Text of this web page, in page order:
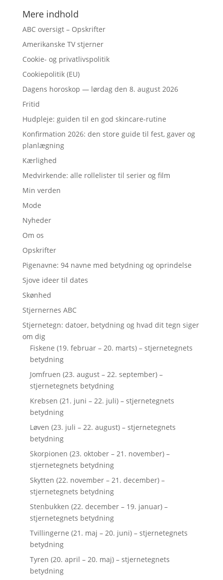
Mere indhold
ABC oversigt – Opskrifter
Amerikanske TV stjerner
Cookie- og privatlivspolitik
Cookiepolitik (EU)
Dagens horoskop — lørdag den 8. august 2026
Fritid
Hudpleje: guiden til en god skincare-rutine
Konfirmation 2026: den store guide til fest, gaver og
planlægning
Kærlighed
Medvirkende: alle rollelister til serier og film
Min verden
Mode
Nyheder
Om os
Opskrifter
Pigenavne: 94 navne med betydning og oprindelse
Sjove ideer til dates
Skønhed
Stjernernes ABC
Stjernetegn: datoer, betydning og hvad dit tegn siger
om dig
Fiskene (19. februar – 20. marts) – stjernetegnets
betydning
Jomfruen (23. august – 22. september) –
stjernetegnets betydning
Krebsen (21. juni – 22. juli) – stjernetegnets
betydning
Løven (23. juli – 22. august) – stjernetegnets
betydning
Skorpionen (23. oktober – 21. november) –
stjernetegnets betydning
Skytten (22. november – 21. december) –
stjernetegnets betydning
Stenbukken (22. december – 19. januar) –
stjernetegnets betydning
Tvillingerne (21. maj – 20. juni) – stjernetegnets
betydning
Tyren (20. april – 20. maj) – stjernetegnets
betydning